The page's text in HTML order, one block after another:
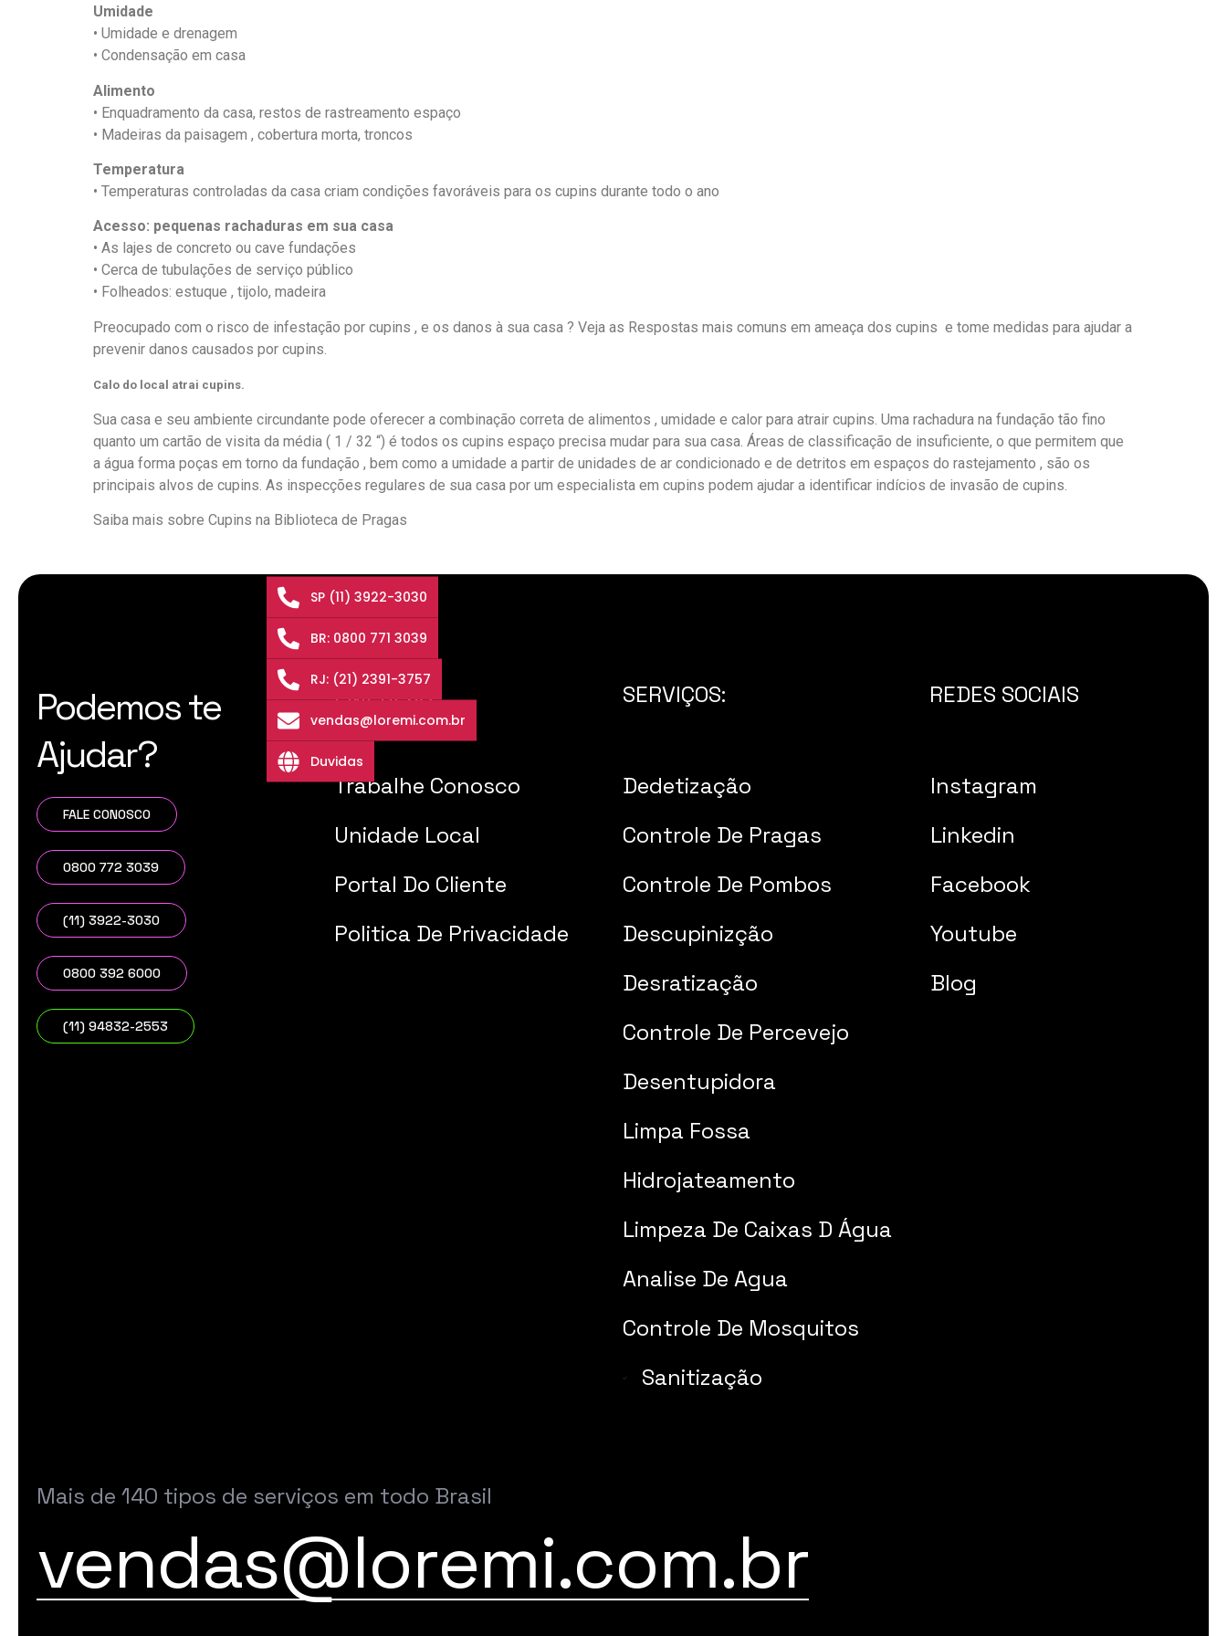
Umidade
• Umidade e drenagem
• Condensação em casa
Alimento
• Enquadramento da casa, restos de rastreamento espaço
• Madeiras da paisagem , cobertura morta, troncos
Temperatura
• Temperaturas controladas da casa criam condições favoráveis para os cupins durante todo o ano
Acesso: pequenas rachaduras em sua casa
• As lajes de concreto ou cave fundações
• Cerca de tubulações de serviço público
• Folheados: estuque , tijolo, madeira
Preocupado com o risco de infestação por cupins , e os danos à sua casa ? Veja as Respostas mais comuns em ameaça dos cupins e tome medidas para ajudar a
prevenir danos causados por cupins.
Calo do local atrai cupins.
Sua casa e seu ambiente circundante pode oferecer a combinação correta de alimentos , umidade e calor para atrair cupins. Uma rachadura na fundação tão fino
quanto um cartão de visita da média ( 1 / 32 “) é todos os cupins espaço precisa mudar para sua casa. Áreas de classificação de insuficiente, o que permitem que
a água forma poças em torno da fundação , bem como a umidade a partir de unidades de ar condicionado e de detritos em espaços do rastejamento , são os
principais alvos de cupins. As inspecções regulares de sua casa por um especialista em cupins podem ajudar a identificar indícios de invasão de cupins.
Saiba mais sobre Cupins na Biblioteca de Pragas
Podemos te
Ajudar?
FALE CONOSCO
0800 772 3039
(11) 3922-3030
0800 392 6000
(11) 94832-2553
EMPRESA
Trabalhe Conosco
Unidade Local
Portal Do Cliente
Politica De Privacidade
SERVIÇOS:
Dedetização
Controle De Pragas
Controle De Pombos
Descupinizção
Desratização
Controle De Percevejo
Desentupidora
Limpa Fossa
Hidrojateamento
Limpeza De Caixas D Água
Analise De Agua
Controle De Mosquitos
Sanitização
REDES SOCIAIS
Instagram
Linkedin
Facebook
Youtube
Blog
Mais de 140 tipos de serviços em todo Brasil
vendas@loremi.com.br
SP (11) 3922-3030
BR: 0800 771 3039
RJ: (21) 2391-3757
vendas@loremi.com.br
Duvidas